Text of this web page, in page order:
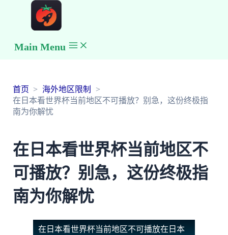
Main Menu
首页
海外地区限制
在日本看世界杯当前地区不可播放？别急，这份终极指
南为你解忧
在日本看世界杯当前地区不
可播放？别急，这份终极指
南为你解忧
在日本看世界杯当前地区不可播放在日本